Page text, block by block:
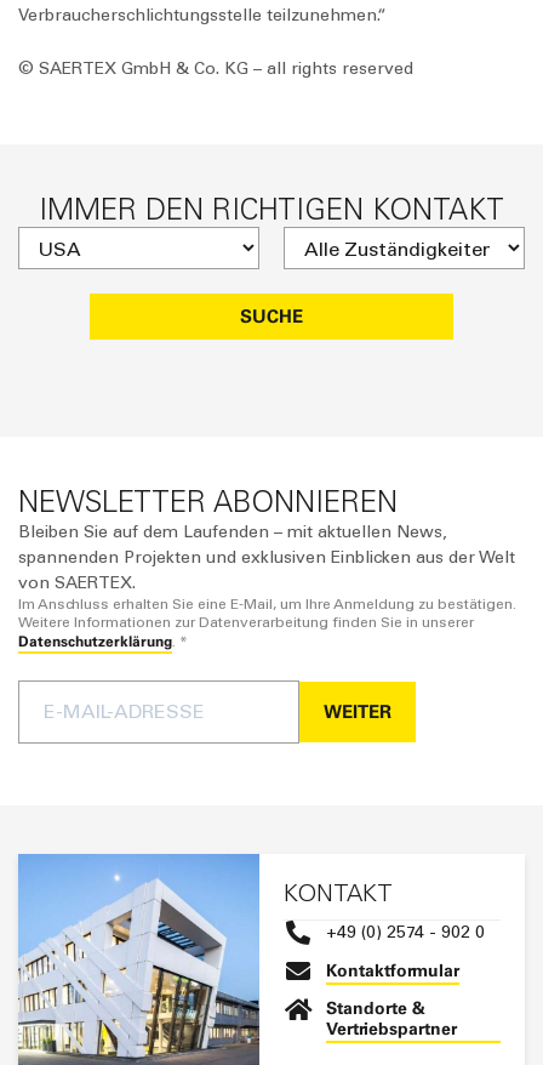
Verbraucherschlichtungsstelle teilzunehmen.“
© SAERTEX GmbH & Co. KG – all rights reserved
IMMER DEN RICHTIGEN KONTAKT
SUCHE
E-Mail senden
E-Mail senden
Santiago Perez Castillo
E-Mail senden